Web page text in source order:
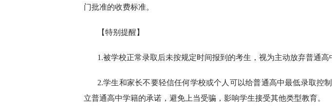
门批准的收费标准。
【特别提醒】
1.被学校正常录取后未按规定时间报到的考生，视为主动放弃普通高
2.学生和家长不要轻信任何学校或个人可以给普通高中最低录取控
立普通高中学籍的承诺，避免上当受骗，影响学生接受其他类型教育。